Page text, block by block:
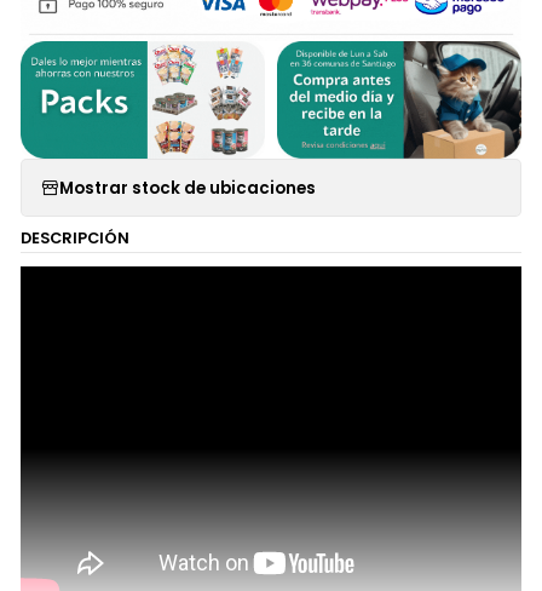
Mostrar stock de ubicaciones
DESCRIPCIÓN